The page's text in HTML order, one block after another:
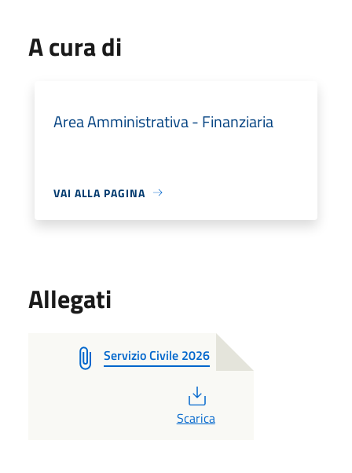
A cura di
Area Amministrativa - Finanziaria
VAI ALLA PAGINA
Allegati
Servizio Civile 2026
Scarica